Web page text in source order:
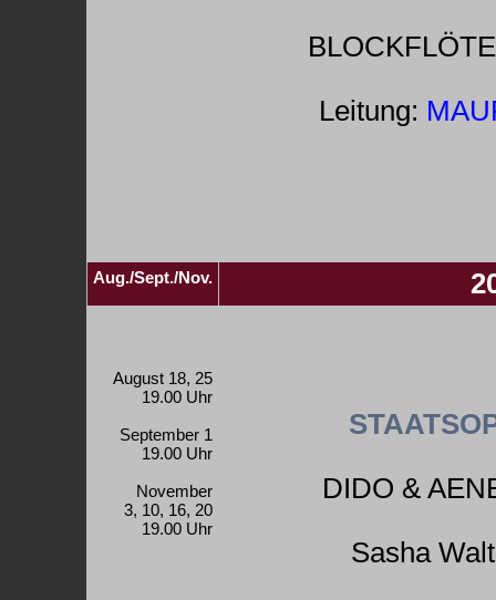
Leitung:
Aug./Sept./Nov.
August 18, 25
19.00 Uhr
September 1
19.00 Uhr
November
3, 10, 16, 20
19.00 Uhr
DIDO &
Sasha